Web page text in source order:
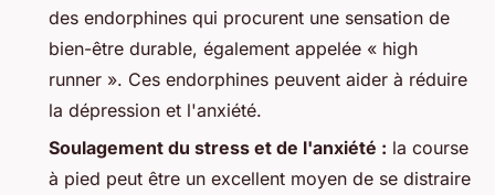
des endorphines qui procurent une sensation de
bien-être durable, également appelée « high
runner ». Ces endorphines peuvent aider à réduire
la dépression et l'anxiété.
Soulagement du stress et de l'anxiété : la course
à pied peut être un excellent moyen de se distraire